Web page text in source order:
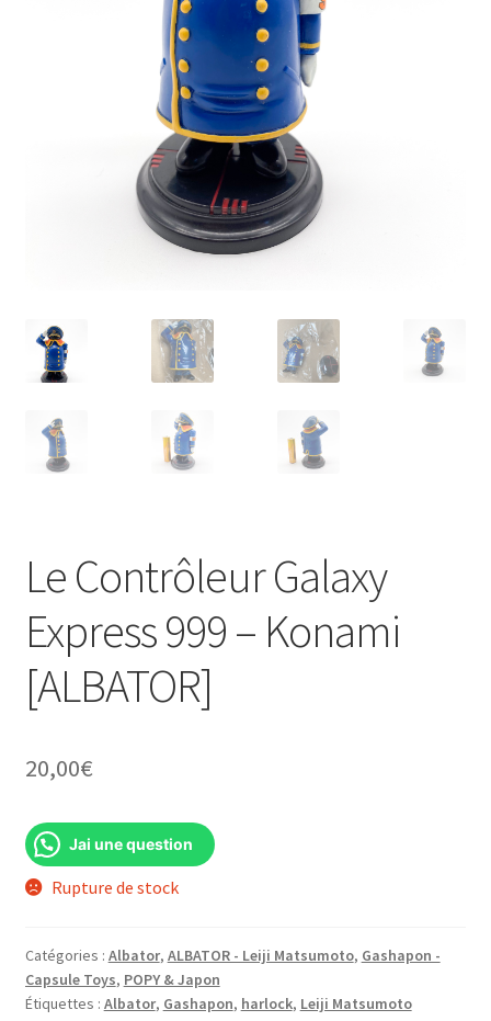
Le Contrôleur Galaxy
Express 999 – Konami
[ALBATOR]
20,00€
Jai une question
Rupture de stock
Catégories : Albator, ALBATOR - Leiji Matsumoto, Gashapon -
Capsule Toys, POPY & Japon
Étiquettes : Albator, Gashapon, harlock, Leiji Matsumoto